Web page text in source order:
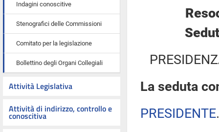
Indagini conoscitive
Stenografici delle Commissioni
Comitato per la legislazione
Bollettino degli Organi Collegiali
Attività Legislativa
Attività di indirizzo, controllo e
conoscitiva
La seduta
PRESIDENTE